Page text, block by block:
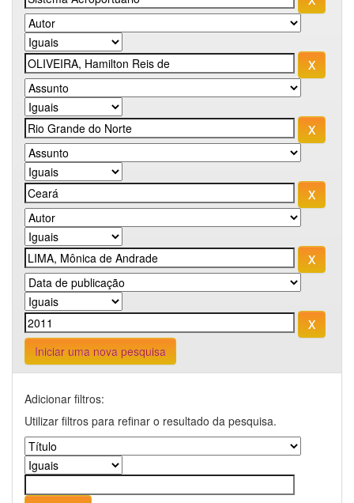
Iniciar uma nova pesquisa
Adicionar filtros:
Utilizar filtros para refinar o resultado da pesquisa.